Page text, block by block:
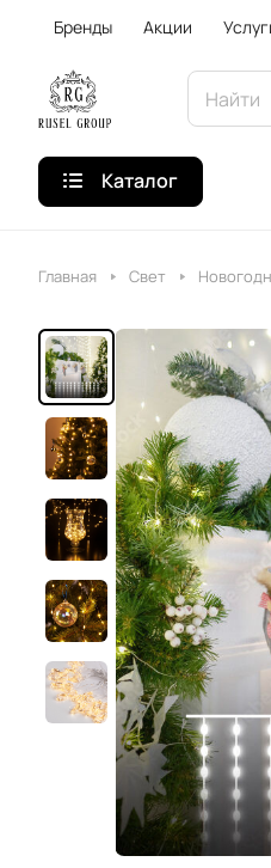
Бренды Акции
Каталог
Главная Свет